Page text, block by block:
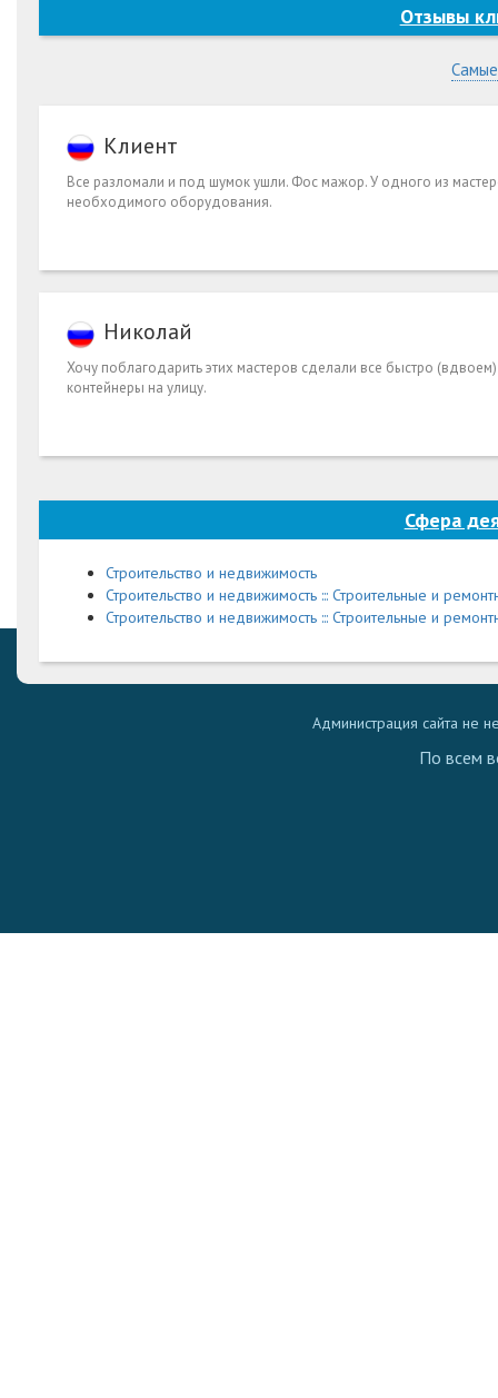
Отзывы
Клиент
Все разломали и под шумок ушли. Фос мажор. У одного из
необходимого оборудования.
Николай
Хочу поблагодарить этих мастеров сделали все быстро
контейнеры на улицу.
Сфера
Строительство и недвижимость
Строительство и недвижимость ::: Строительные и
Строительство и недвижимость ::: Строительные и
Администрация сайта не
По всем